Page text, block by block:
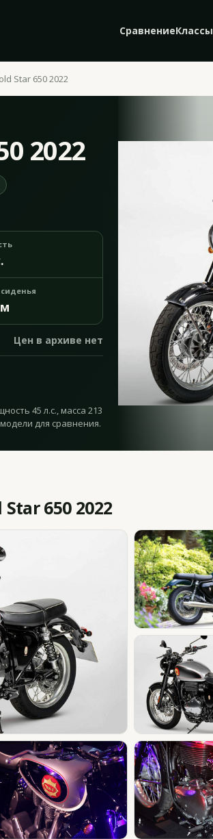
СравнениеКлассы
Star 650 2022
2022
Цен в архиве нет
45 л.с., масса 213
для сравнения.
650 2022